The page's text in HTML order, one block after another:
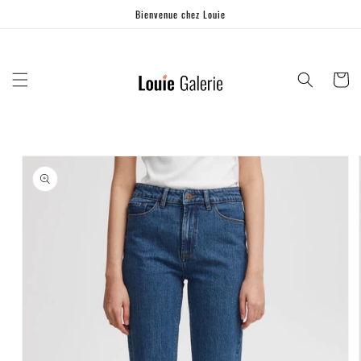
Bienvenue chez Louie
Panier
Passer aux
informations
produits